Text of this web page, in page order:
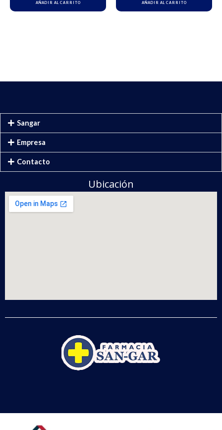
AÑADIR AL CARRITO AÑADIR AL CARRITO
Sangar
Empresa
Contacto
Ubicación